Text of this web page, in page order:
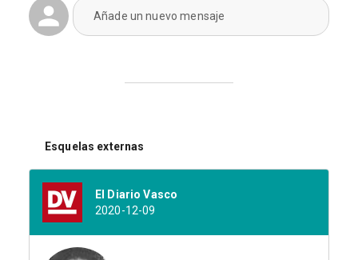
Añade un nuevo mensaje
Esquelas externas
El Diario Vasco
2020-12-09